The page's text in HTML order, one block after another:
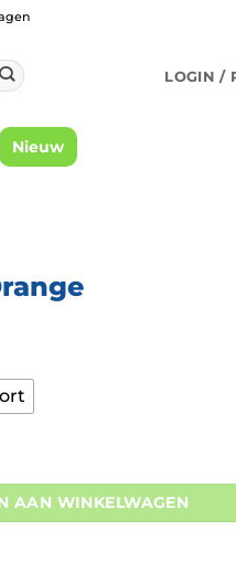
LOGIN /
Nieuw
AAN WINKELWAGEN